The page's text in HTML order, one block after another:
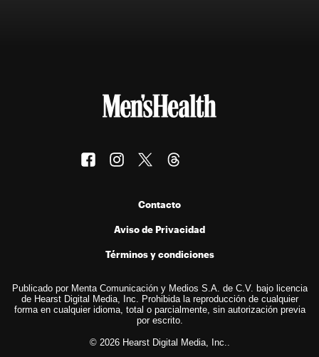
Contacto
Aviso de Privacidad
Términos y condiciones
Publicado por Menta Comunicación y Medios S.A. de C.V. bajo licencia
de Hearst Digital Media, Inc. Prohibida la reproducción de cualquier
forma en cualquier idioma, total o parcialmente, sin autorización previa
por escrito.
© 2026 Hearst Digital Media, Inc..